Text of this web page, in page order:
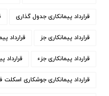
قرارداد پیمانکاری جدول گذاری
قرارداد پیمانکاری جز قرارداد
قرارداد پیمانکاری جزء قرارداد
قرارداد پیمانکاری جوشکاری اسکلت